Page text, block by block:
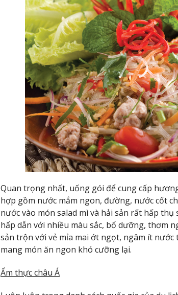
Quan trọng nhất, uống gói để cung cấp
hợp gồm nước mắm ngon, đường, nước cốt
nước vào món salad mì và hải sản rất hấp
hấp dẫn với nhiều màu sắc, bổ dưỡng, thơm
sản trộn với vẻ mỉa mai ớt ngọt, ngâm ít
mang món ăn ngon khó cưỡng lại.
Ẩm thực châu Á